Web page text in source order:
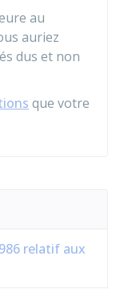
au
auriez
dus et non
que votre
relatif aux